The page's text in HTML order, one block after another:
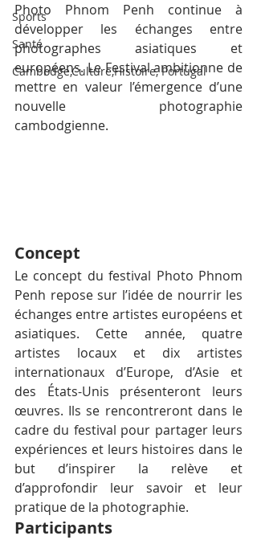
Sports
Santé
Cambodge,Culture,Histoire, Portugal
Photo Phnom Penh continue à
développer les échanges entre
photographes asiatiques et
européens. Le Festival ambitionne de
mettre en valeur l’émergence d’une
nouvelle photographie
cambodgienne.
Concept
Le concept du festival Photo Phnom
Penh repose sur l’idée de nourrir les
échanges entre artistes européens et
asiatiques. Cette année, quatre
artistes locaux et dix artistes
internationaux d’Europe, d’Asie et
des États-Unis présenteront leurs
œuvres. Ils se rencontreront dans le
cadre du festival pour partager leurs
expériences et leurs histoires dans le
but d’inspirer la relève et
d’approfondir leur savoir et leur
pratique de la photographie.
Participants